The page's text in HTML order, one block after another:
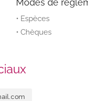
Modes de
• Espèces
• Chèques